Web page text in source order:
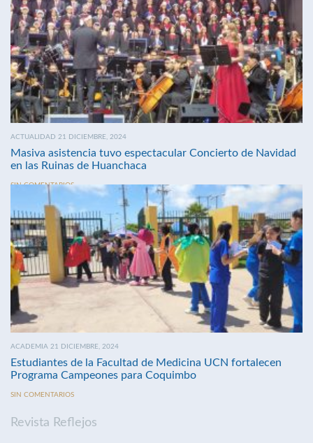
ACTUALIDAD 21 DICIEMBRE, 2024
Masiva asistencia tuvo espectacular Concierto de Navidad
en las Ruinas de Huanchaca
SIN COMENTARIOS
ACADEMIA 21 DICIEMBRE, 2024
Estudiantes de la Facultad de Medicina UCN fortalecen
Programa Campeones para Coquimbo
SIN COMENTARIOS
Revista Reflejos